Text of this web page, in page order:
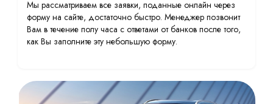
Мы рассматриваем все заявки, поданные онлайн через
форму на сайте, достаточно быстро. Менеджер позвонит
Вам в течение полу часа с ответами от банков после того,
как Вы заполните эту небольшую форму.